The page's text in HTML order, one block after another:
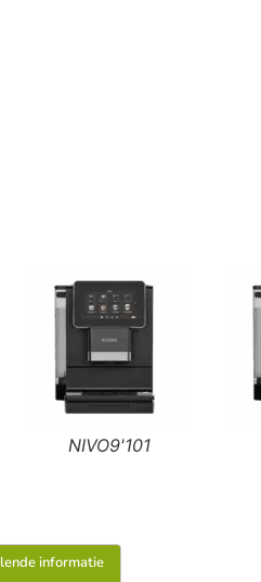
NIVO9'101
informatie